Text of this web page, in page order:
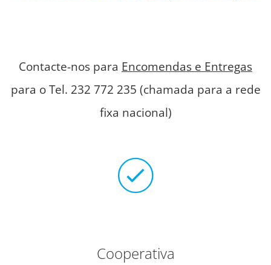
Contacte-nos para Encomendas e Entregas
para o Tel. 232 772 235 (chamada para a rede
fixa nacional)
Cooperativa